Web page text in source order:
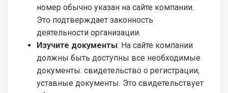
номер обычно указан на сайте компании.
Это подтверждает законность
деятельности организации.
Изучите документы: На сайте компании
должны быть доступны все необходимые
документы: свидетельство о регистрации,
уставные документы. Это свидетельствует